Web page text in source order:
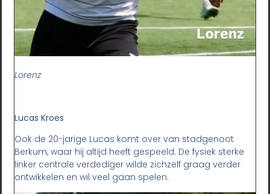
Lorenz
Lucas Kroes
Ook de 20-jarige Lucas komt over van stadgenoot
Berkum, waar hij altijd heeft gespeeld. De fysiek sterke
linker centrale verdediger wilde zichzelf graag verder
ontwikkelen en wil veel gaan spelen.